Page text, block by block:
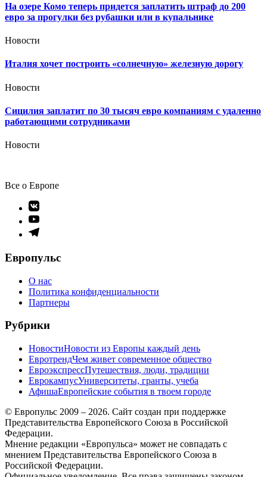
На озере Комо теперь придется заплатить штраф до 200
евро за прогулки без рубашки или в купальнике
Новости
Италия хочет построить «солнечную» железную дорогу
Новости
Сицилия заплатит по 30 тысяч евро компаниям с удаленно
работающими сотрудниками
Новости
Все о Европе
Элемент
меню
Элемент
меню
Элемент
Европульс
О нас
Политика конфиденциальности
Партнеры
Рубрики
НовостиНовости из Европы каждый день
ЕвротрендЧем живет современное общество
ЕвроэкспрессПутешествия, люди, традиции
ЕврокампусУниверситеты, гранты, учеба
АфишаЕвропейские события в твоем городе
© Европульс 2009 – 2026. Сайт создан при поддержке
Представительства Европейского Союза в Российской
Федерации.
Мнение редакции «Европульса» может не совпадать с
мнением Представительства Европейского Союза в
Российской Федерации.